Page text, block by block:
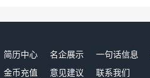
简历中心 名企展示 一句话信息
金币充值 意见建议 联系我们